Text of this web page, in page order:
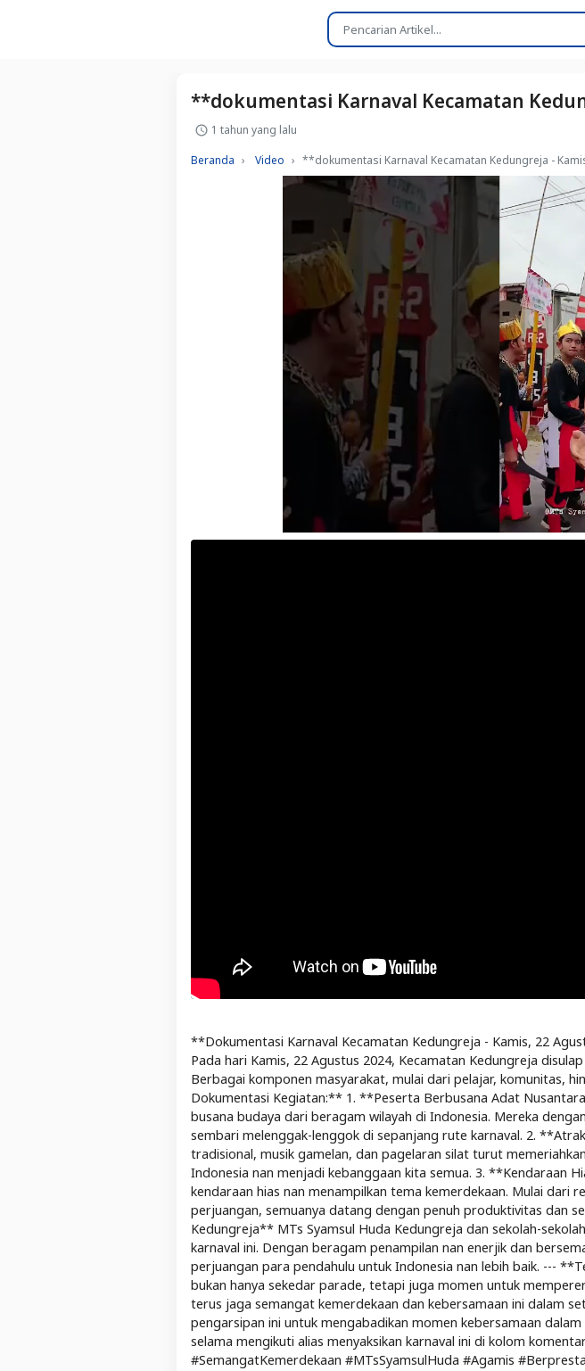
**dokumentasi Karnaval Kecamatan
1 tahun yang lalu
Beranda
Video **dokumentasi Karnaval Kecamatan Kedungreja -
**Dokumentasi Karnaval Kecamatan Kedungreja - Kamis, 22
Pada hari Kamis, 22 Agustus 2024, Kecamatan Kedungreja
Berbagai komponen masyarakat, mulai dari pelajar, komunitas,
Dokumentasi Kegiatan:** 1. **Peserta Berbusana Adat
busana budaya dari beragam wilayah di Indonesia. Mereka
sembari melenggak-lenggok di sepanjang rute karnaval. 2.
tradisional, musik gamelan, dan pagelaran silat turut
Indonesia nan menjadi kebanggaan kita semua. 3. **Kendaraan
kendaraan hias nan menampilkan tema kemerdekaan. Mulai dari
perjuangan, semuanya datang dengan penuh produktivitas dan
Kedungreja** MTs Syamsul Huda Kedungreja dan sekolah-
karnaval ini. Dengan beragam penampilan nan enerjik dan
perjuangan para pendahulu untuk Indonesia nan lebih baik. ---
bukan hanya sekedar parade, tetapi juga momen untuk
terus jaga semangat kemerdekaan dan kebersamaan ini dalam
pengarsipan ini untuk mengabadikan momen kebersamaan
selama mengikuti alias menyaksikan karnaval ini di kolom
#SemangatKemerdekaan #MTsSyamsulHuda #Agamis